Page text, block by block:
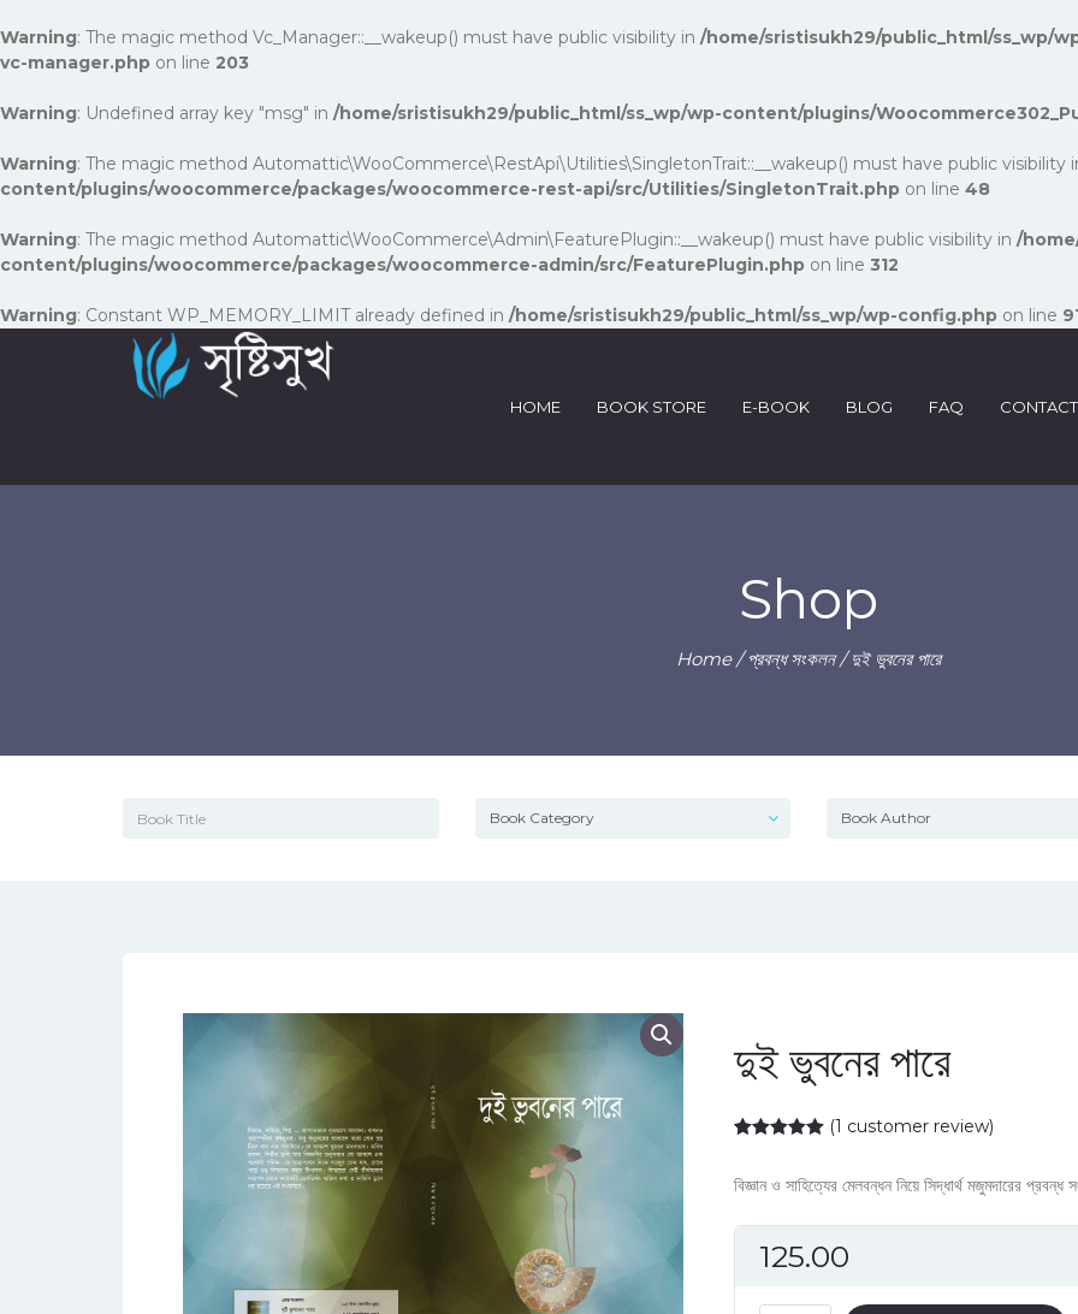
Warning: The magic method Vc_Manager::__wakeup() must have public visibility in /home/sristisukh29/public_html/ss_wp/
vc-manager.php on line 203
Warning: Undefined array key "msg" in /home/sristisukh29/public_html/ss_wp/wp-content/plugins/
Warning: The magic method Automattic\WooCommerce\RestApi\Utilities\SingletonTrait::__wakeup() must have public visibility
content/plugins/woocommerce/packages/woocommerce-rest-api/src/Utilities/SingletonTrait.php on line 48
Warning: The magic method Automattic\WooCommerce\Admin\FeaturePlugin::__wakeup() must have public visibility in /
content/plugins/woocommerce/packages/woocommerce-admin/src/FeaturePlugin.php on line 312
Warning: Constant WP_MEMORY_LIMIT already defined in /home/sristisukh29/public_html/ss_wp/wp-config.php on line
HOME BOOK STORE E-BOOK BLOG FAQ CONTACT
Shop
Home/প্রবন্ধ সংকলন/ দুই ভুবনের পারে
দুই ভুবনের পারে
based on
(1 customer review)
বিজ্ঞান ও সাহিত্যের মেলবন্ধন নিয়ে সিদ্ধার্থ মজুমদারের প্রবন্ধ
125.00